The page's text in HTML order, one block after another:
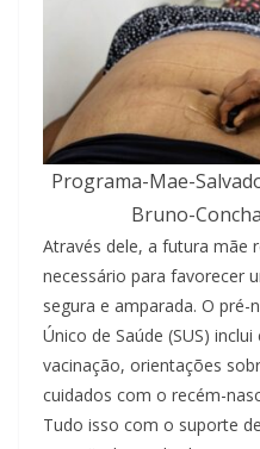
Programa-Mae-
Bruno-
Através dele, a futura mãe
necessário para favorecer
segura e amparada. O
Único de Saúde (SUS)
vacinação, orientações
cuidados com o recém-
Tudo isso com o suporte